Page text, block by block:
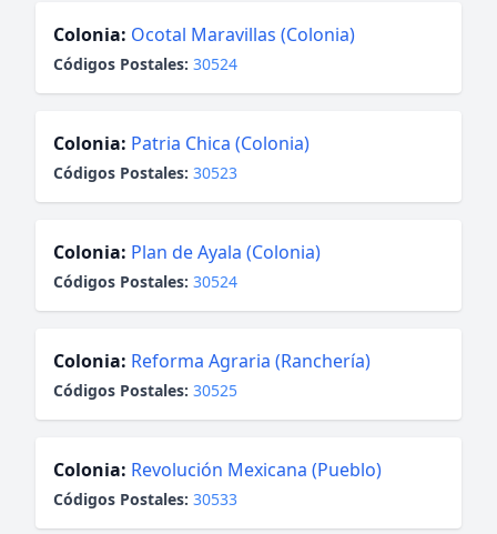
Colonia: Ocotal Maravillas (Colonia)
Códigos Postales: 30524
Colonia: Patria Chica (Colonia)
Códigos Postales: 30523
Colonia: Plan de Ayala (Colonia)
Códigos Postales: 30524
Colonia: Reforma Agraria (Ranchería)
Códigos Postales: 30525
Colonia: Revolución Mexicana (Pueblo)
Códigos Postales: 30533